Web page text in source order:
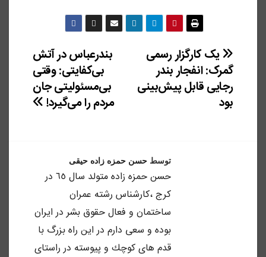
راهبری
نوشته
بندرعباس در آتش
بی‌کفایتی: وقتی
بی‌مسئولیتی جان
مردم را می‌گیرد!
یک کارگزار رسمی
گمرک: انفجار بندر
رجایی قابل پیش‌بینی
بود
توسط حسن حمزه زاده حیقی
حسن حمزه زاده متولد سال ٦٥ در
كرج ،كارشناس رشته عمران
ساختمان و فعال حقوق بشر در ايران
بوده و سعى دارم در اين راه بزرگ با
قدم هاى كوچك و پيوسته در راستاى